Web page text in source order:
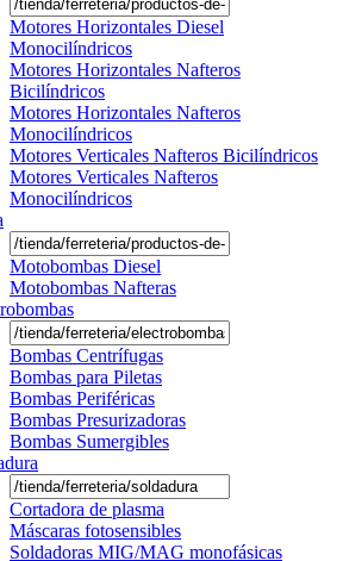
Motores Horizontales Diesel
Monocilíndricos
Motores Horizontales Nafteros
Bicilíndricos
Motores Horizontales Nafteros
Monocilíndricos
Motores Verticales Nafteros Bicilíndricos
Motores Verticales Nafteros
Monocilíndricos
Motobombas Diesel
Motobombas Nafteras
Bombas Centrífugas
Bombas para Piletas
Bombas Periféricas
Bombas Presurizadoras
Bombas Sumergibles
Cortadora de plasma
Máscaras fotosensibles
Soldadoras MIG/MAG monofásicas